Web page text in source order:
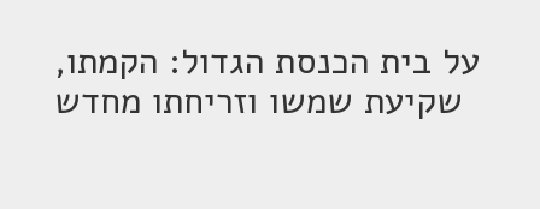
על בית הכנסת הגדול: הקמתו,
שקיעת שמשו וזריחתו מחדש